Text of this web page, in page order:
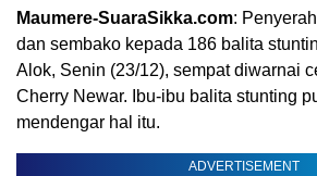
Maumere-SuaraSikka.com:
dan sembako kepada 186 balita
Alok, Senin (23/12), sempat diwarnai
Cherry Newar. Ibu-ibu balita stunting
mendengar hal itu.
ADVERTISEMENT